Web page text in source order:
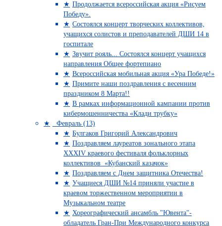
Продолжается всероссийская акция «Рисуем
Победу».
Состоялся концерт творческих коллективов,
учащихся солистов и преподавателей ДШИ 14 в
госпитале
Звучит рояль... Состоялся концерт учащихся
направления Общее фортепиано
Всероссийская мобильная акция «Ура Победе!»
Примите наши поздравления с весенним
праздником 8 Марта!!
В рамках информационной кампании против
кибермошенничества «Клади трубку»
Февраль (13)
Булгаков Григорий Александрович
Поздравляем лауреатов зонального этапа
XXXIV краевого фестиваля фольклорных
коллективов «Кубанский казачок»
Поздравляем с Днем защитника Отечества!
Учащиеся ДШИ №14 приняли участие в
краевом торжественном мероприятии в
Музыкальном театре
Хореографический ансамбль "Ювента"-
обладатель Гран-При Международного конкурса